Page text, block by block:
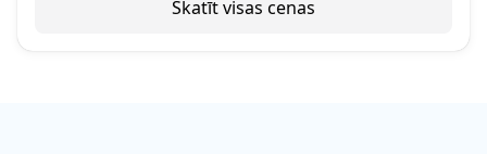
Skatīt visas cenas